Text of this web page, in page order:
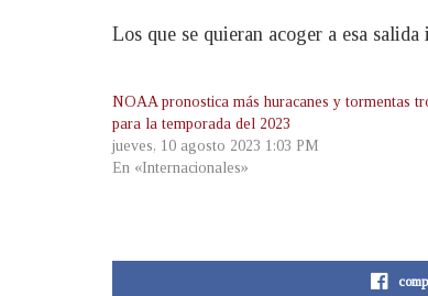
Los que se quieran acoger a esa
NOAA pronostica más huracanes y tormentas
para la temporada del 2023
jueves, 10 agosto 2023 1:03 PM
En «Internacionales»